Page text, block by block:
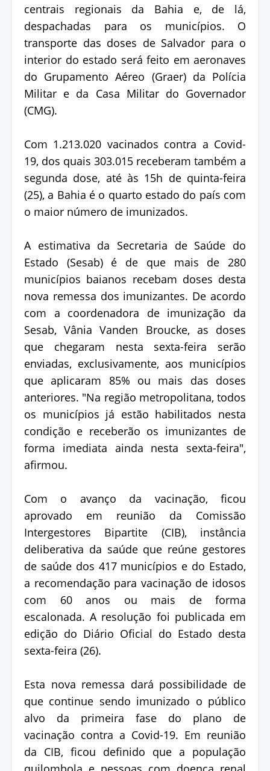
centrais regionais da Bahia e, de lá,
despachadas para os municípios. O
transporte das doses de Salvador para o
interior do estado será feito em aeronaves
do Grupamento Aéreo (Graer) da Polícia
Militar e da Casa Militar do Governador
(CMG).
Com 1.213.020 vacinados contra a Covid-
19, dos quais 303.015 receberam também a
segunda dose, até às 15h de quinta-feira
(25), a Bahia é o quarto estado do país com
o maior número de imunizados.
A estimativa da Secretaria de Saúde do
Estado (Sesab) é de que mais de 280
municípios baianos recebam doses desta
nova remessa dos imunizantes. De acordo
com a coordenadora de imunização da
Sesab, Vânia Vanden Broucke, as doses
que chegaram nesta sexta-feira serão
enviadas, exclusivamente, aos municípios
que aplicaram 85% ou mais das doses
anteriores. "Na região metropolitana, todos
os municípios já estão habilitados nesta
condição e receberão os imunizantes de
forma imediata ainda nesta sexta-feira",
afirmou.
Com o avanço da vacinação, ficou
aprovado em reunião da Comissão
Intergestores Bipartite (CIB), instância
deliberativa da saúde que reúne gestores
de saúde dos 417 municípios e do Estado,
a recomendação para vacinação de idosos
com 60 anos ou mais de forma
escalonada. A resolução foi publicada em
edição do Diário Oficial do Estado desta
sexta-feira (26).
Esta nova remessa dará possibilidade de
que continue sendo imunizado o público
alvo da primeira fase do plano de
vacinação contra a Covid-19. Em reunião
da CIB, ficou definido que a população